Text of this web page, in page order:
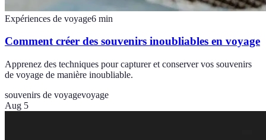
Expériences de voyage6 min
Comment créer des souvenirs inoubliables en voyage
Apprenez des techniques pour capturer et conserver vos souvenirs
de voyage de manière inoubliable.
souvenirs de voyagevoyage
Aug 5